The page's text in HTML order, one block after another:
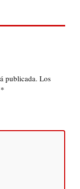
publicada. Los
*